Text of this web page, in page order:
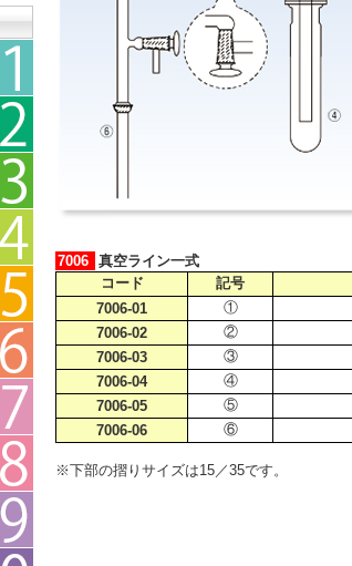
7006 真空ライン一式
コード
記号
7006-01
①
7006-02 ②
7006-03
③
7006-04
④
7006-05
⑤
7006-06
⑥
※下部の摺りサイズは15／35です。